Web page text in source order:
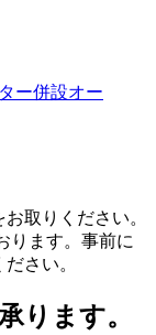
取りください。
ります。事前に
さい。
ります。